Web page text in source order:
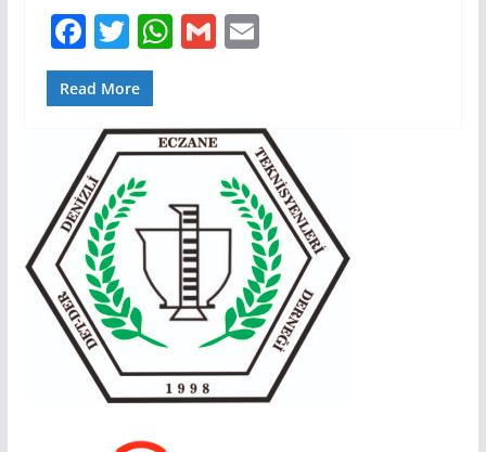
F
a
c
e
b
o
o
k
T
w
itt
er
W
s
A
p
p
G
l
E
l
Read More